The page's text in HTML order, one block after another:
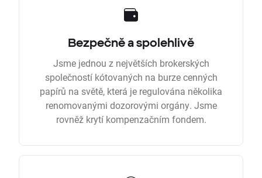
Bezpečně a spolehlivě
Jsme jednou z největších brokerských
společností kótovaných na burze cenných
papírů na světě, která je regulována několika
renomovanými dozorovými orgány. Jsme
rovněž krytí kompenzačním fondem.